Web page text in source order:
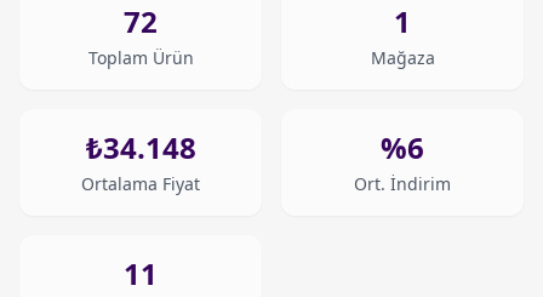
72
Toplam Ürün
1
Mağaza
₺34.148
Ortalama Fiyat
%6
Ort. İndirim
11